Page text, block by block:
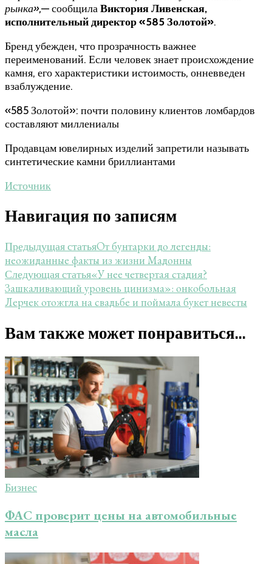
рынка»,— сообщилаВиктория Ливенская,
исполнительный директор «585 Золотой».
Бренд убежден, что прозрачность важнее
переименований. Если человек знает происхождение
камня, его характеристики истоимость, онневведен
взаблуждение.
«585 Золотой»: почти половину клиентов ломбардов
составляют миллениалы
Продавцам ювелирных изделий запретили называть
синтетические камни бриллиантами
Источник
Навигация по записям
Предыдущая статьяОт бунтарки до легенды:
неожиданные факты из жизни Мадонны
Следующая статья«У нее четвертая стадия?
Зашкаливающий уровень цинизма»: онкобольная
Лерчек отожгла на свадьбе и поймала букет невесты
Вам также может понравиться...
Бизнес
ФАС проверит цены на автомобильные
масла